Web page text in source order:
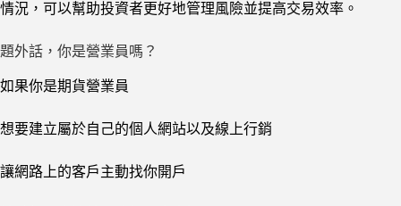
情況，可以幫助投資者更好地管理風險並提高交易效率。
題外話，你是營業員嗎？
如果你是期貨營業員
想要建立屬於自己的個人網站以及線上行銷
讓網路上的客戶主動找你開戶